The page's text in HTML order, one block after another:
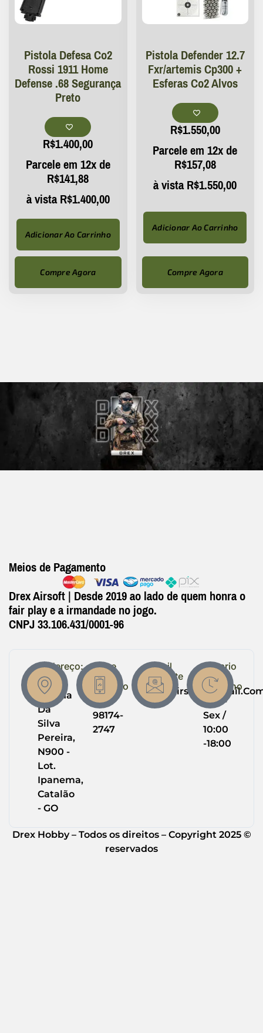
Pistola Defesa Co2
Rossi 1911 Home
Defense .68 Segurança
Preto
R$1.400,00
Parcele em 12x de
R$141,88
à vistaR$1.400,00
Adicionar Ao Carrinho
Compre Agora
Pistola Defender 12.7
Fxr/artemis Cp300 +
Esferas Co2 Alvos
R$1.550,00
Parcele em 12x de
R$157,08
à vistaR$1.550,00
Adicionar Ao Carrinho
Compre Agora
Meios de Pagamento
Drex Airsoft | Desde 2019 ao lado de quem honra o
fair play e a irmandade no jogo.
CNPJ 33.106.431/0001-96
Endereço:
R.
Helena
Da
Silva
Pereira,
N900 -
Lot.
Ipanema,
Catalão
- GO
Entre
em
Contato
(64)
98174-
2747
Email
Suporte
Horario
de
Trabalho
Seg -
Sex /
10:00
-18:00
Drex Hobby – Todos os direitos – Copyright 2025 ©
reservados